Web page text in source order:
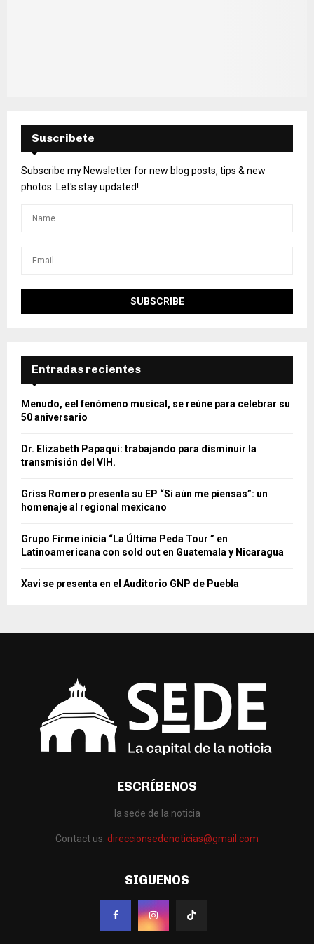
Suscribete
Subscribe my Newsletter for new blog posts, tips & new
photos. Let's stay updated!
Entradas recientes
Menudo, eel fenómeno musical, se reúne para celebrar su
50 aniversario
Dr. Elizabeth Papaqui: trabajando para disminuir la
transmisión del VIH.
Griss Romero presenta su EP “Si aún me piensas”: un
homenaje al regional mexicano
Grupo Firme inicia “La Última Peda Tour ” en
Latinoamericana con sold out en Guatemala y Nicaragua
Xavi se presenta en el Auditorio GNP de Puebla
ESCRÍBENOS
la sede de la noticia
Contact us: direccionsedenoticias@gmail.com
SIGUENOS